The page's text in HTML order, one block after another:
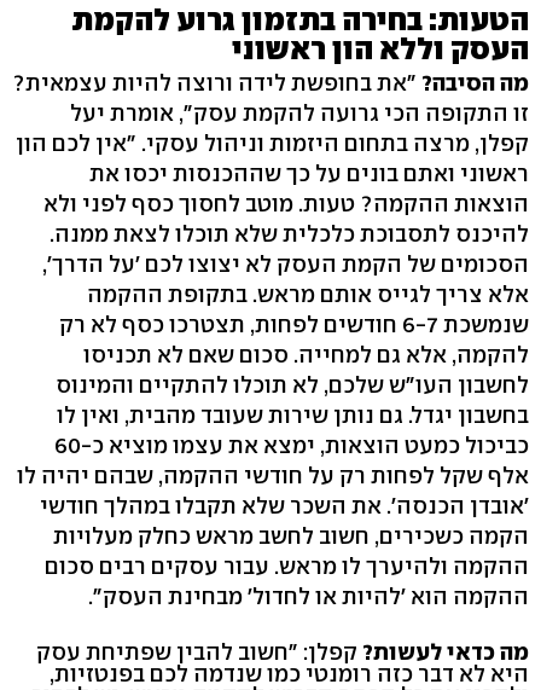
הטעות: בחירה בתזמון גרוע להקמת
העסק וללא הון ראשוני
מה הסיבה? "את בחופשת לידה ורוצה להיות עצמאית?
זו התקופה הכי גרועה להקמת עסק", אומרת יעל
קפלן, מרצה בתחום היזמות וניהול עסקי. "אין לכם הון
ראשוני ואתם בונים על כך שההכנסות יכסו את
הוצאות ההקמה? טעות. מוטב לחסוך כסף לפני ולא
להיכנס לתסבוכת כלכלית שלא תוכלו לצאת ממנה.
הסכומים של הקמת העסק לא יצוצו לכם 'על הדרך',
אלא צריך לגייס אותם מראש. בתקופת ההקמה
שנמשכת 6-7 חודשים לפחות, תצטרכו כסף לא רק
להקמה, אלא גם למחייה. סכום שאם לא תכניסו
לחשבון העו"ש שלכם, לא תוכלו להתקיים והמינוס
בחשבון יגדל. גם נותן שירות שעובד מהבית, ואין לו
כביכול כמעט הוצאות, ימצא את עצמו מוציא כ-60
אלף שקל לפחות רק על חודשי ההקמה, שבהם יהיה לו
'אובדן הכנסה'. את השכר שלא תקבלו במהלך חודשי
הקמה כשכירים, חשוב לחשב מראש כחלק מעלויות
ההקמה ולהיערך לו מראש. עבור עסקים רבים סכום
ההקמה הוא 'להיות או לחדול' מבחינת העסק".
מה כדאי לעשות? קפלן: "חשוב להבין שפתיחת עסק
היא לא דבר כזה רומנטי כמו שנדמה לכם בפנטזיות,